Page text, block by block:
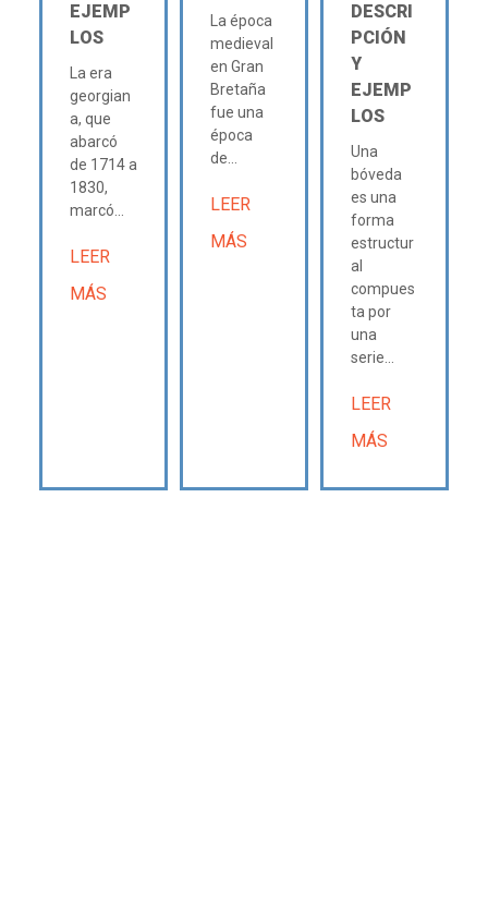
EJEMP
LOS
La era
georgian
a, que
abarcó
de 1714 a
1830,
marcó...
LEER
MÁS
La época
medieval
en Gran
Bretaña
fue una
época
de...
LEER
MÁS
DESCRI
PCIÓN
Y
EJEMP
LOS
Una
bóveda
es una
forma
estructur
al
compues
ta por
una
serie...
LEER
MÁS